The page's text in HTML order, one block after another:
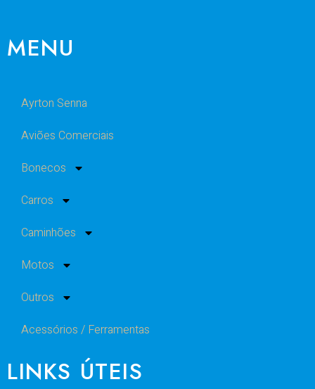
MENU
Ayrton Senna
Aviões Comerciais
Bonecos
Carros
Caminhões
Motos
Outros
Acessórios / Ferramentas
LINKS ÚTEIS